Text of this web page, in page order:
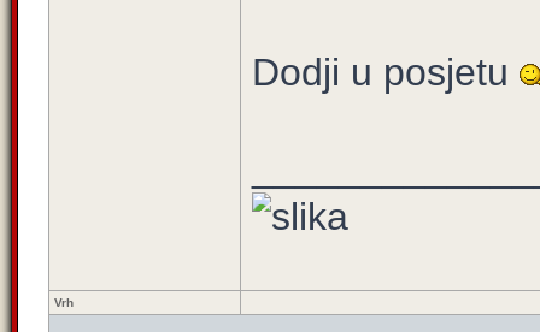
Dodji u posjetu
Vrh